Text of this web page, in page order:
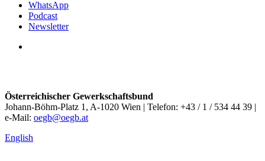
WhatsApp
Podcast
Newsletter
Österreichischer Gewerkschaftsbund
Johann-Böhm-Platz 1, A-1020 Wien | Telefon: +43 / 1 / 534 44 39 |
e-Mail: oegb@oegb.at
English